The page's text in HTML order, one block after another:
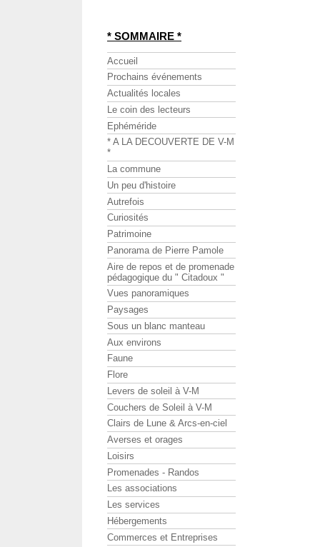
* SOMMAIRE *
Accueil
Prochains événements
Actualités locales
Le coin des lecteurs
Ephéméride
* A LA DECOUVERTE DE V-M
*
La commune
Un peu d'histoire
Autrefois
Curiosités
Patrimoine
Panorama de Pierre Pamole
Aire de repos et de promenade
pédagogique du " Citadoux "
Vues panoramiques
Paysages
Sous un blanc manteau
Aux environs
Faune
Flore
Levers de soleil à V-M
Couchers de Soleil à V-M
Clairs de Lune & Arcs-en-ciel
Averses et orages
Loisirs
Promenades - Randos
Les associations
Les services
Hébergements
Commerces et Entreprises